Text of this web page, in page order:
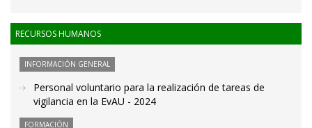
RECURSOS HUMANOS
INFORMACIÓN GENERAL
Personal voluntario para la realización de tareas de
vigilancia en la EvAU - 2024
FORMACIÓN